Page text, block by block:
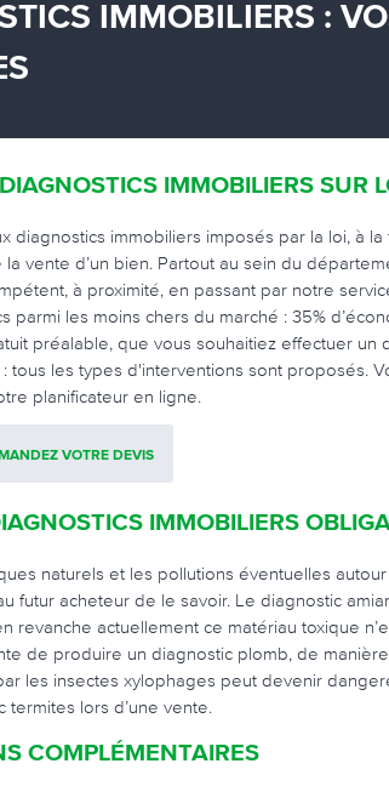
IMMOBILIERS :
IMMOBILIERS SUR
diagnostics immobiliers imposés par la loi, à
vente d’un bien. Partout au sein du
à proximité, en passant par notre
parmi les moins chers du marché : 35%
préalable, que vous souhaitiez effectuer
tous les types d'interventions sont proposés.
planificateur en ligne.
VOTRE DEVIS
IMMOBILIERS
naturels et les pollutions éventuelles
futur acheteur de le savoir. Le diagnostic
revanche actuellement ce matériau toxique
de produire un diagnostic plomb, de
les insectes xylophages peut devenir
termites lors d’une vente.
COMPLÉMENTAIRES